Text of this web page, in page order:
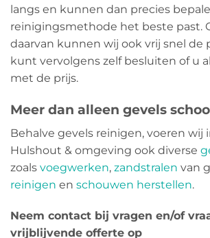
langs en kunnen dan precies
reinigingsmethode het beste past.
daarvan kunnen wij ook vrij snel de
kunt vervolgens zelf besluiten of u
met de prijs.
Meer dan alleen gevels
Behalve gevels reinigen, voeren wij
Hulshout & omgeving ook diverse
zoals voegwerken, zandstralen van
reinigen en schouwen herstellen.
Neem contact bij vragen en/of
vrijblijvende offerte op